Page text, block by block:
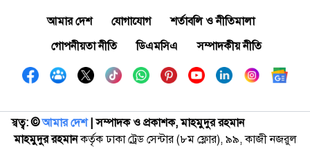
আমার দেশ যোগাযোগ
শর্তাবলি ও নীতিমালা
গোপনীয়তা নীতি
ডিএমসিএ সম্পাদকীয় নীতি
স্বত্ব: ©️আমার দেশ| সম্পাদক ও প্রকাশক, মাহমুদুর রহমান
মাহমুদুর রহমানকর্তৃক ঢাকা ট্রেড সেন্টার (৮ম ফ্লোর), ৯৯, কাজী নজরুল